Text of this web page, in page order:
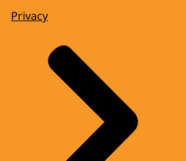
Privacy